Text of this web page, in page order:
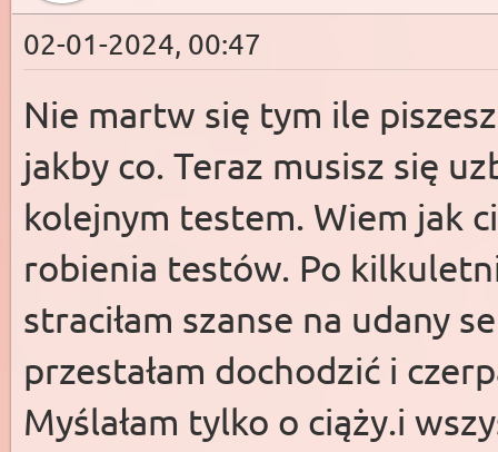
02-01-2024, 00:47
Nie martw się tym ile
jakby co. Teraz musisz się
kolejnym testem. Wiem jak
robienia testów. Po
straciłam szanse na udany
przestałam dochodzić i
Myślałam tylko o ciąży.i